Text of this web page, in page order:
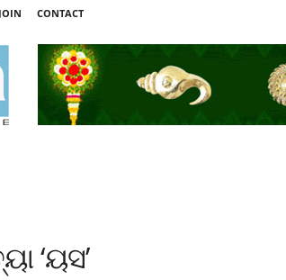
CONTACT
‘ୟସ’